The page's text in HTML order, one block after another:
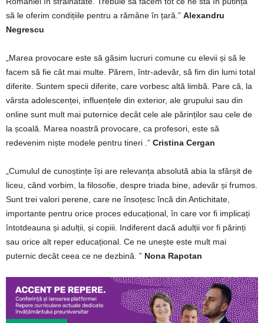
să le oferim condițiile pentru a rămâne în țară.” Alexandru
Negrescu
„Marea provocare este să găsim lucruri comune cu elevii și să le
facem să fie cât mai multe. Părem, într-adevăr, să fim din lumi total
diferite. Suntem specii diferite, care vorbesc altă limbă. Pare că, la
vârsta adolescenței, influențele din exterior, ale grupului sau din
online sunt mult mai puternice decât cele ale părinților sau cele de
la școală. Marea noastră provocare, ca profesori, este să
redevenim niște modele pentru tineri .” Cristina Cergan
„Cumulul de cunoștințe își are relevanța absolută abia la sfârșit de
liceu, când vorbim, la filosofie, despre triada bine, adevăr și frumos.
Sunt trei valori perene, care ne însoțesc încă din Antichitate,
importante pentru orice proces educațional, în care vor fi implicați
întotdeauna și adulții, și copiii. Indiferent dacă adulții vor fi părinți
sau orice alt reper educațional. Ce ne unește este mult mai
puternic decât ceea ce ne dezbină. ” Nona Rapotan